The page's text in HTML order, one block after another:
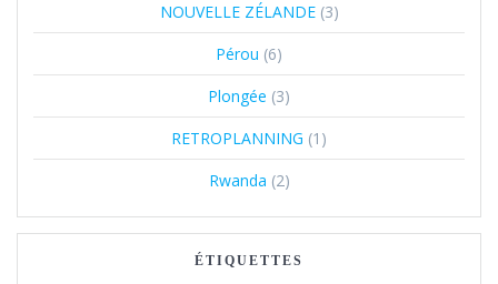
NOUVELLE ZÉLANDE(3)
Pérou (6)
Plongée (3)
RETROPLANNING (1)
Rwanda (2)
ÉTIQUETTES